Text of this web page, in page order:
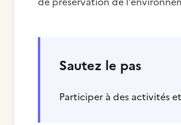
Sautez le pas
Participer à des activités